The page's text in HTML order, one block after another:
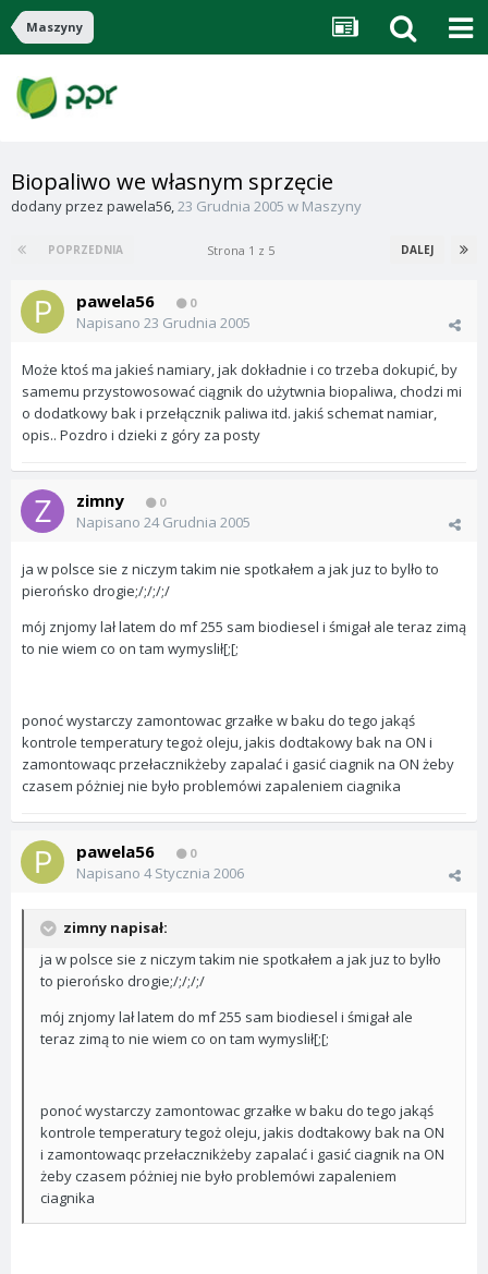
Maszyny
Biopaliwo we własnym sprzęcie
dodany przez pawela56,23 Grudnia 2005 w Maszyny
POPRZEDNIA DALEJ
Strona 1 z 5
pawela56 0
Napisano 23 Grudnia 2005
Może ktoś ma jakieś namiary, jak dokładnie i co trzeba dokupić, by
samemu przystowosować ciągnik do użytwnia biopaliwa, chodzi mi
o dodatkowy bak i przełącznik paliwa itd. jakiś schemat namiar,
opis.. Pozdro i dzieki z góry za posty
zimny 0
Napisano 24 Grudnia 2005
ja w polsce sie z niczym takim nie spotkałem a jak juz to bylło to
pierońsko drogie;/;/;/;/
mój znjomy lał latem do mf 255 sam biodiesel i śmigał ale teraz zimą
to nie wiem co on tam wymyslił[;[;
ponoć wystarczy zamontowac grzałke w baku do tego jakąś
kontrole temperatury tegoż oleju, jakis dodtakowy bak na ON i
zamontowaqc przełacznikżeby zapalać i gasić ciagnik na ON żeby
czasem póżniej nie było problemówi zapaleniem ciagnika
pawela56 0
Napisano 4 Stycznia 2006
zimny napisał:
ja w polsce sie z niczym takim nie spotkałem a jak juz to bylło
to pierońsko drogie;/;/;/;/
mój znjomy lał latem do mf 255 sam biodiesel i śmigał ale
teraz zimą to nie wiem co on tam wymyslił[;[;
ponoć wystarczy zamontowac grzałke w baku do tego jakąś
kontrole temperatury tegoż oleju, jakis dodtakowy bak na ON
i zamontowaqc przełacznikżeby zapalać i gasić ciagnik na ON
żeby czasem póżniej nie było problemówi zapaleniem
ciagnika